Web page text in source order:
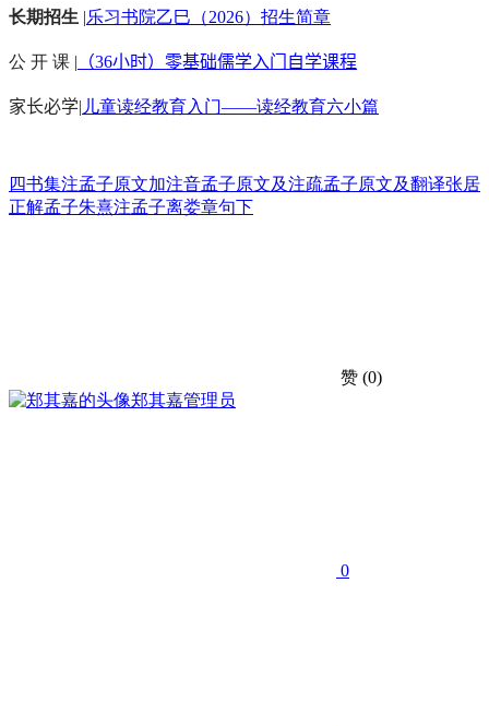
长期招生 |乐习书院乙巳（2026）招生简章
公 开 课 | （36小时）零基础儒学入门自学课程
家长必学| 儿童读经教育入门——读经教育六小篇
四书集注孟子原文加注音孟子原文及注疏孟子原文及翻译张居
正解孟子朱熹注孟子离娄章句下
赞 (0)
郑其嘉管理员
0